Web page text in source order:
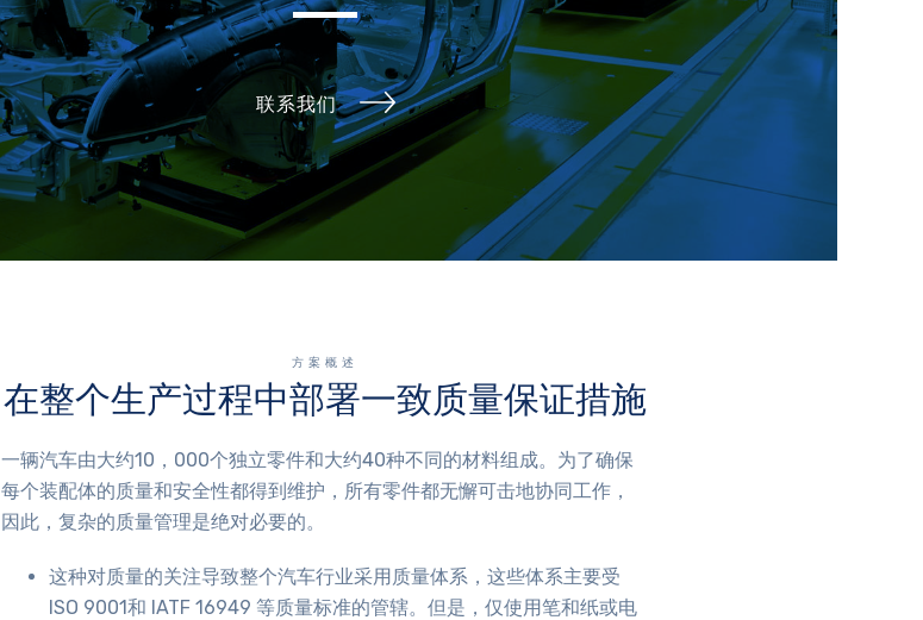
联系我们
方案概述
在整个生产过程中部署一致质量保证措施
一辆汽车由大约10，000个独立零件和大约40种不同的材料组成。为了确保
每个装配体的质量和安全性都得到维护，所有零件都无懈可击地协同工作，
因此，复杂的质量管理是绝对必要的。
这种对质量的关注导致整个汽车行业采用质量体系，这些体系主要受
ISO 9001和 IATF 16949 等质量标准的管辖。但是，仅使用笔和纸或电